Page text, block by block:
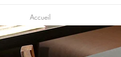
Accueil